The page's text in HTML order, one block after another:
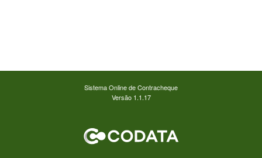
Sistema Online de Contracheque
Versão 1.1.17